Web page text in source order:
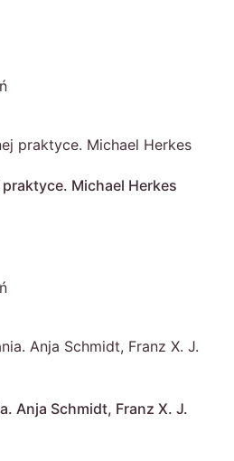
Michael Herkes
Anja Schmidt, Franz X. J.